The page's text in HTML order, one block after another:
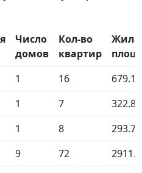
Число
домов
Кол-во
квартир
1 16
679.10
1 7
322.83
1 8
293.70
9 72